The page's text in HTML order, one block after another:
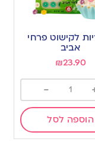
לקישוט פרחי
אביב
₪23.90
-
הוספה לסל